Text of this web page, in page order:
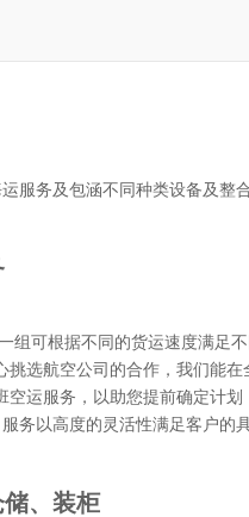
服务及包涵不同种类设备及整
组可根据不同的货运速度满足
挑选航空公司的合作，我们能在
空运服务，以助您提前确定计划
务以高度的灵活性满足客户的具
储、装柜